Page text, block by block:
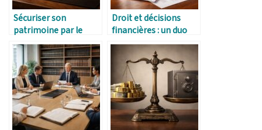
Sécuriser son
patrimoine par le
droit
Droit et décisions
financières : un duo
indissociable